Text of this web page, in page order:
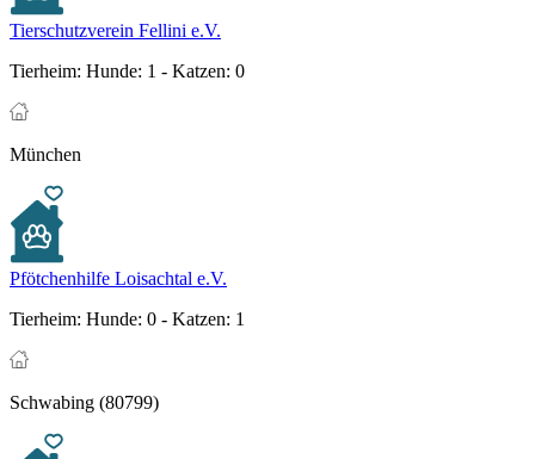
Tierschutzverein Fellini e.V.
Tierheim: Hunde: 1 - Katzen: 0
München
Pfötchenhilfe Loisachtal e.V.
Tierheim: Hunde: 0 - Katzen: 1
Schwabing (80799)